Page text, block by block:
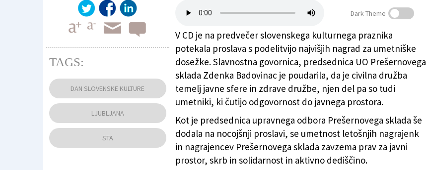
Državna proslava na predvečer slovenskega kulturnega praznika v Cankarjevem domu (VLADA RS)
Dark Theme
V CD je na predvečer slovenskega kulturnega praznika
potekala proslava s podelitvijo najvišjih nagrad za umetniške
dosežke. Slavnostna govornica, predsednica UO Prešernovega
sklada Zdenka Badovinac je poudarila, da je civilna družba
temelj javne sfere in zdrave družbe, njen del pa so tudi
umetniki, ki čutijo odgovornost do javnega prostora.
Kot je predsednica upravnega odbora Prešernovega sklada še
dodala na nocojšnji proslavi, se umetnost letošnjih nagrajenk
in nagrajencev Prešernovega sklada zavzema prav za javni
prostor, skrb in solidarnost in aktivno dediščino.
TAGS:
DAN SLOVENSKE KULTURE
LJUBLJANA
STA